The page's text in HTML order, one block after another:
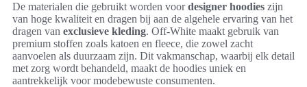
De materialen die gebruikt worden voordesigner hoodies zijn
van hoge kwaliteit en dragen bij aan de algehele ervaring van het
dragen van exclusieve kleding. Off-White maakt gebruik van
premium stoffen zoals katoen en fleece, die zowel zacht
aanvoelen als duurzaam zijn. Dit vakmanschap, waarbij elk detail
met zorg wordt behandeld, maakt de hoodies uniek en
aantrekkelijk voor modebewuste consumenten.